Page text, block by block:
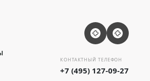
КОНТАКТНЫЙ ТЕЛЕФОН
+7 (495) 127-09-27